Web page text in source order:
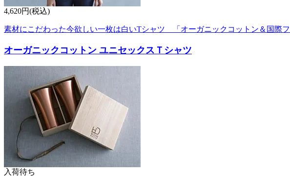
4,620円(税込)
素材にこだわった今欲しい一枚は白いTシャツ 「オーガニックコットン＆国際フ
オーガニックコットン ユニセックスＴシャツ
入荷待ち